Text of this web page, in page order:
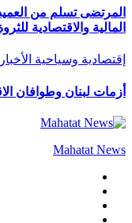
المرتضى تسلم من
المالية والاقتصادية
إقتصادية وسياحية الأخبار
أزمات لبنان وطوافان
Mahatat News